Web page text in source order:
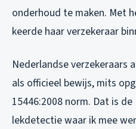
onderhoud te maken. Met
keerde haar verzekeraar
Nederlandse verzekeraars
als officieel bewijs, mits
15446:2008 norm. Dat is
lekdetectie waar ik mee